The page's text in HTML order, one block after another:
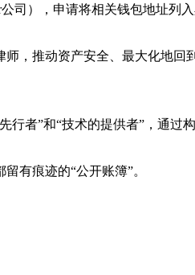
司），申请将相关钱包地址列入
，推动资产安全、最大化地回
者”和“技术的提供者”，通过
有痕迹的“公开账簿”。